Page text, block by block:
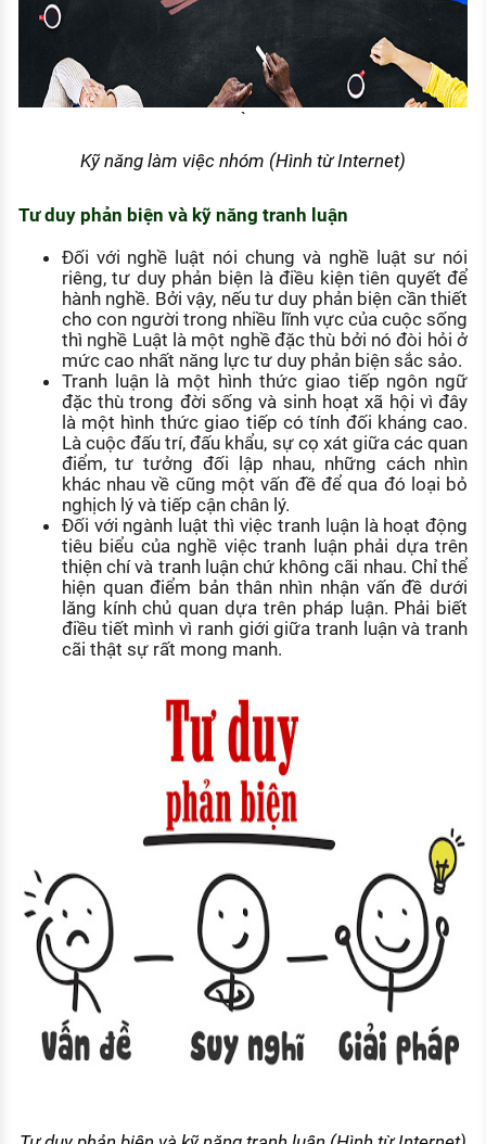
`
Kỹ năng làm việc nhóm (Hình từ Internet)
Tư duy phản biện và kỹ năng tranh luận
Đối với nghề luật nói chung và nghề luật sư nói
riêng, tư duy phản biện là điều kiện tiên quyết để
hành nghề. Bởi vậy, nếu tư duy phản biện cần thiết
cho con người trong nhiều lĩnh vực của cuộc sống
thì nghề Luật là một nghề đặc thù bởi nó đòi hỏi ở
mức cao nhất năng lực tư duy phản biện sắc sảo.
Tranh luận là một hình thức giao tiếp ngôn ngữ
đặc thù trong đời sống và sinh hoạt xã hội vì đây
là một hình thức giao tiếp có tính đối kháng cao.
Là cuộc đấu trí, đấu khẩu, sự cọ xát giữa các quan
điểm, tư tưởng đối lập nhau, những cách nhìn
khác nhau về cũng một vấn đề để qua đó loại bỏ
nghịch lý và tiếp cận chân lý.
Đối với ngành luật thì việc tranh luận là hoạt động
tiêu biểu của nghề việc tranh luận phải dựa trên
thiện chí và tranh luận chứ không cãi nhau. Chỉ thể
hiện quan điểm bản thân nhìn nhận vấn đề dưới
lăng kính chủ quan dựa trên pháp luận. Phải biết
điều tiết mình vì ranh giới giữa tranh luận và tranh
cãi thật sự rất mong manh.